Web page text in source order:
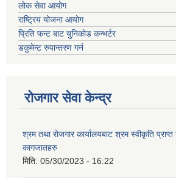
लोक सेवा आयोग
राष्ट्रिय योजना आयोग
प्रिति फन्ट बाट युनिकोड कन्भर्टर
डकुमेन्ट रुपान्तरण गर्न
रोजगार सेवा केन्द्र
श्रम तथा रोजगार कार्यालयबाट श्रम स्वीकृति प्राप्त
कागजातहरु
मिति: 05/30/2023 - 16:22